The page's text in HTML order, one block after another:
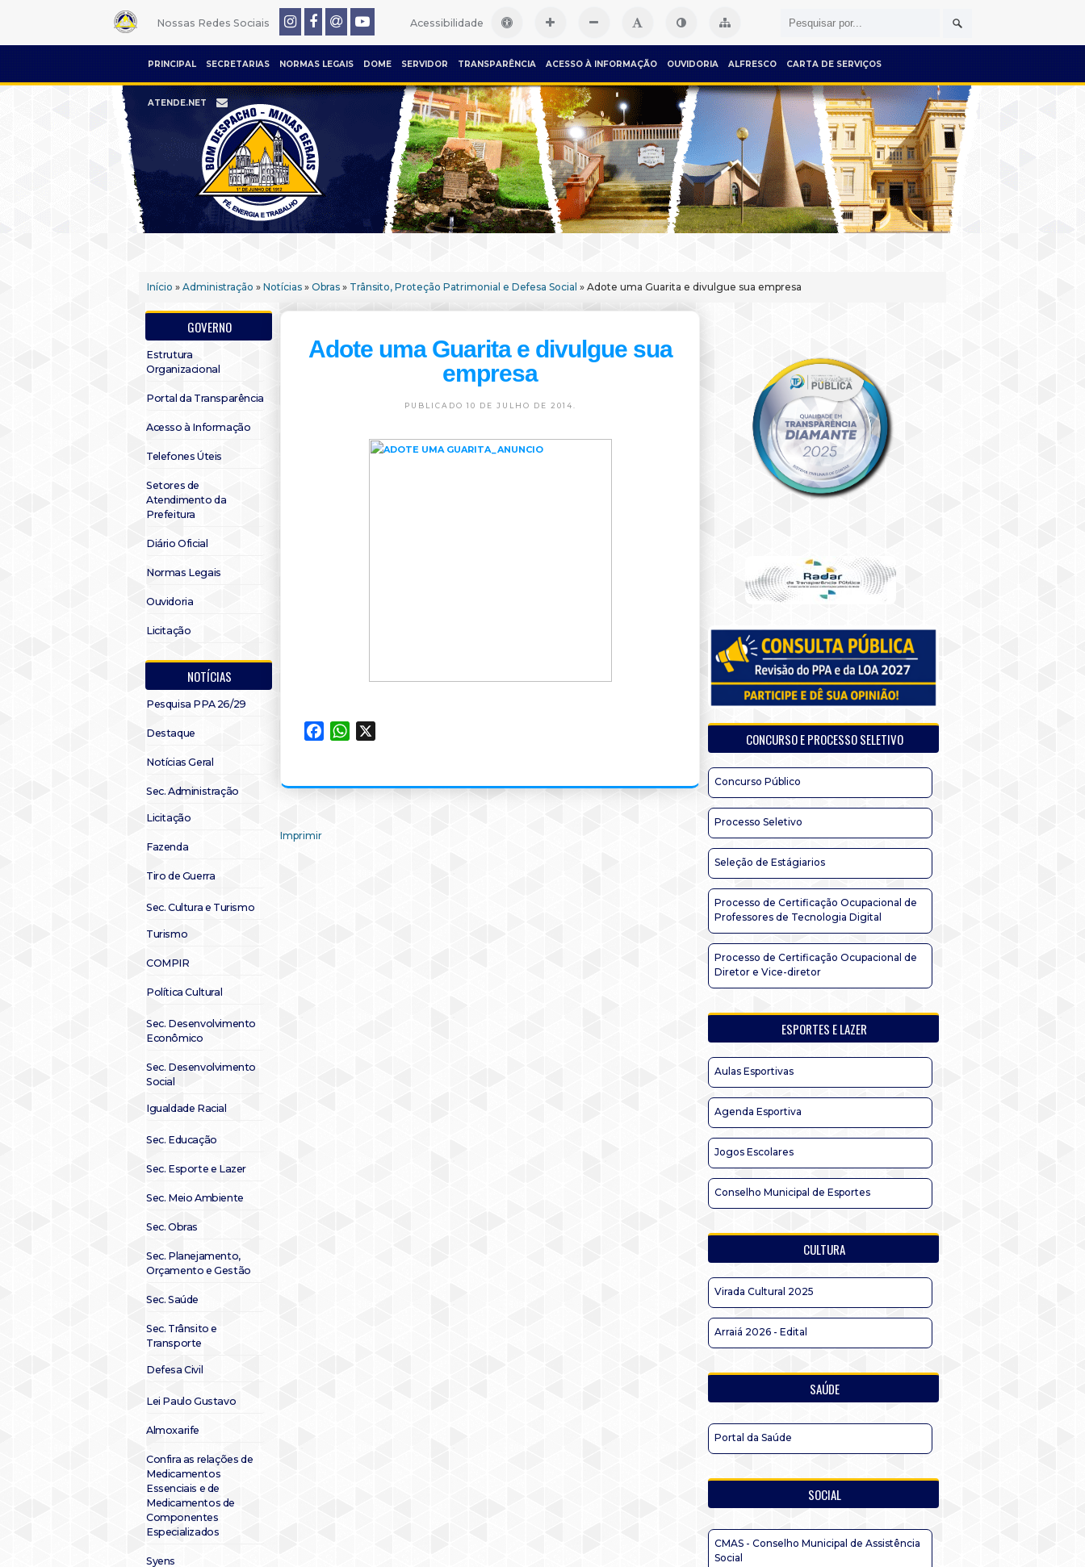
Nossas Redes Sociais Acessibilidade
PRINCIPAL SECRETARIAS NORMAS LEGAIS DOME SERVIDOR TRANSPARÊNCIA ACESSO À INFORMAÇÃO OUVIDORIA ALFRESCO CARTA DE SERVIÇOS
ATENDE.NET
Início » Administração » Notícias » Obras » Trânsito, Proteção Patrimonial e Defesa Social » Adote uma Guarita e divulgue sua empresa
GOVERNO
Estrutura
Organizacional
Portal da Transparência
Acesso à Informação
Telefones Úteis
Setores de
Atendimento da
Prefeitura
Diário Oficial
Normas Legais
Ouvidoria
Licitação
NOTÍCIAS
Pesquisa PPA 26/29
Destaque
Notícias Geral
Sec. Administração
Licitação
Fazenda
Tiro de Guerra
Sec. Cultura e Turismo
Turismo
COMPIR
Política Cultural
Sec. Desenvolvimento
Econômico
Sec. Desenvolvimento
Social
Igualdade Racial
Sec. Educação
Sec. Esporte e Lazer
Sec. Meio Ambiente
Sec. Obras
Sec. Planejamento,
Orçamento e Gestão
Sec. Saúde
Sec. Trânsito e
Transporte
Defesa Civil
Lei Paulo Gustavo
Almoxarife
Confira as relações de
Medicamentos
Essenciais e de
Medicamentos de
Componentes
Especializados
Syens
Adote uma Guarita e divulgue sua
empresa
PUBLICADO 10 DE JULHO DE 2014.
FacebookWhatsApp
Imprimir
CONCURSO E PROCESSO SELETIVO
Concurso Público
Processo Seletivo
Seleção de Estágiarios
Processo de Certificação Ocupacional de
Professores de Tecnologia Digital
Processo de Certificação Ocupacional de
Diretor e Vice-diretor
ESPORTES E LAZER
Aulas Esportivas
Agenda Esportiva
Jogos Escolares
Conselho Municipal de Esportes
CULTURA
Virada Cultural 2025
Arraiá 2026 - Edital
SAÚDE
Portal da Saúde
SOCIAL
CMAS - Conselho Municipal de Assistência
Social